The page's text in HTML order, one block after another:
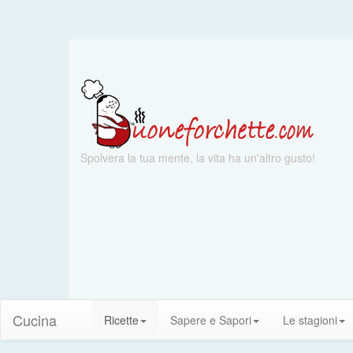
Spolvera la tua mente, la vita ha un'altro gusto!
Cucina Ricette Sapere e Sapori Le stagioni